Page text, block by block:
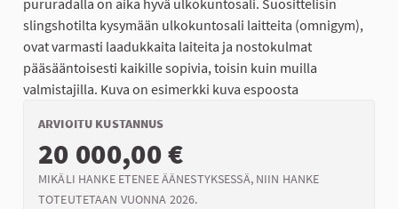
pururadalla on aika hyvä ulkokuntosali. Suosittelisin
slingshotilta kysymään ulkokuntosali laitteita (omnigym),
ovat varmasti laadukkaita laiteita ja nostokulmat
pääsääntoisesti kaikille sopivia, toisin kuin muilla
valmistajilla. Kuva on esimerkki kuva espoosta
ARVIOITU KUSTANNUS
20 000,00 €
MIKÄLI HANKE ETENEE ÄÄNESTYKSESSÄ, NIIN HANKE
TOTEUTETAAN VUONNA 2026.